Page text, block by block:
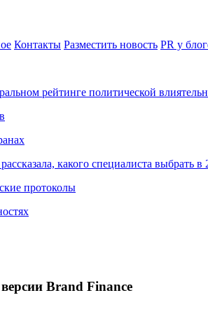
Контакты Разместить новость PR у
рейтинге политической
какого специалиста выбрать в
протоколы
Brand Finance